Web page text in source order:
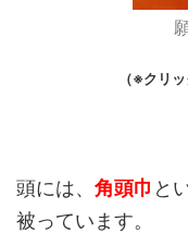
（※クリ
頭には、 角頭巾 と
被っています。